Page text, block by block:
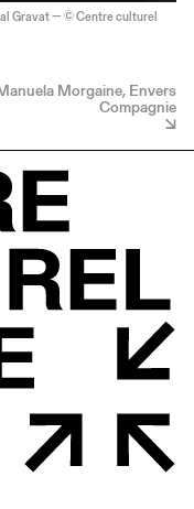
Gravat — © Centre culturel
Morgaine, Envers
Compagnie